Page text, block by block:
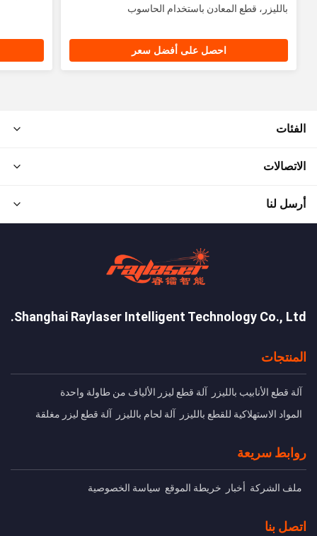
بالليزر، قطع المعادن باستخدام الحاسوب
احصل على أفضل سعر
الفئات
الاتصالات
أرسل لنا
Shanghai Raylaser Intelligent Technology Co., Ltd.
المنتجات
آلة قطع الأنابيب بالليزر
آلة قطع ليزر الألياف من طاولة واحدة
المواد الاستهلاكية للقطع بالليزر
آلة لحام بالليزر آلة قطع ليزر مغلقة
روابط سريعة
ملف الشركة أخبار خريطة الموقع سياسة الخصوصية
اتصل بنا